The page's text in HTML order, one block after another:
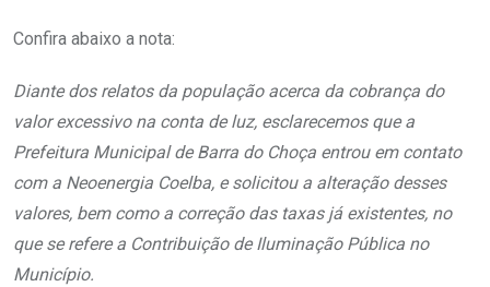
Confira abaixo a nota:
Diante dos relatos da população acerca da cobrança do
valor excessivo na conta de luz, esclarecemos que a
Prefeitura Municipal de Barra do Choça entrou em contato
com a Neoenergia Coelba, e solicitou a alteração desses
valores, bem como a correção das taxas já existentes, no
que se refere a Contribuição de Iluminação Pública no
Município.